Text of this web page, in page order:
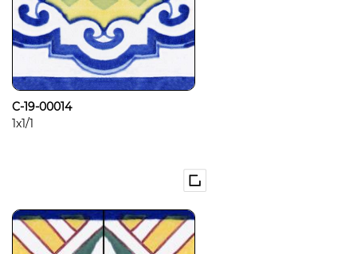
C-19-00014
1x1/1